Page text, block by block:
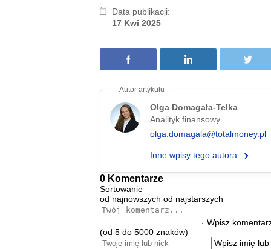
Data publikacji:
17 Kwi 2025
Olga Domagała-Telka
Analityk finansowy
olga.domagala@totalmoney.pl
Inne wpisy tego autora
0 Komentarze
Sortowanie
od najnowszych od najstarszych
Wpisz
(od 5 do 5000 znaków)
Wpisz imię lub